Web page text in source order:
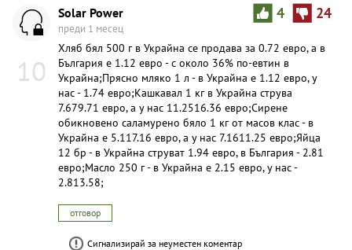
10
4 24
Solar Power
преди 1 месец
Хляб бял 500 г в Украйна се продава за 0.72 евро, а в
България е 1.12 евро - с около 36% по-евтин в
Украйна;Прясно мляко 1 л - в Украйна е 1.12 евро, у
нас - 1.74 евро;Кашкавал 1 кг в Украйна струва
7.679.71 евро, а у нас 11.2516.36 евро;Сирене
обикновено саламурено бяло 1 кг от масов клас - в
Украйна е 5.117.16 евро, а у нас 7.1611.25 евро;Яйца
12 бр - в Украйна струват 1.94 евро, в България - 2.81
евро;Масло 250 г - в Украйна е 2.15 евро, у нас -
2.813.58;
отговор
Сигнализирай за неуместен коментар